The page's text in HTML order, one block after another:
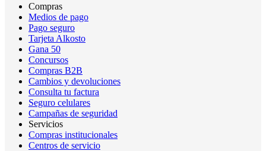
Compras
Medios de pago
Pago seguro
Tarjeta Alkosto
Gana 50
Concursos
Compras B2B
Cambios y devoluciones
Consulta tu factura
Seguro celulares
Campañas de seguridad
Servicios
Compras institucionales
Centros de servicio